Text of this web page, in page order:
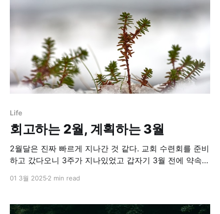
Life
회고하는 2월, 계획하는 3월
2월달은 진짜 빠르게 지나간 것 같다. 교회 수련회를 준비
하고 갔다오니 3주가 지나있었고 갑자기 3월 전에 약속이
도 2월에 뭘 했는지 잘 모르겠다. 뭘 해야하지 고민하다가
적으로 목표도 뚜렷하게 잡고 나아가야할 것 같다.
01 3월 2025 2 min read